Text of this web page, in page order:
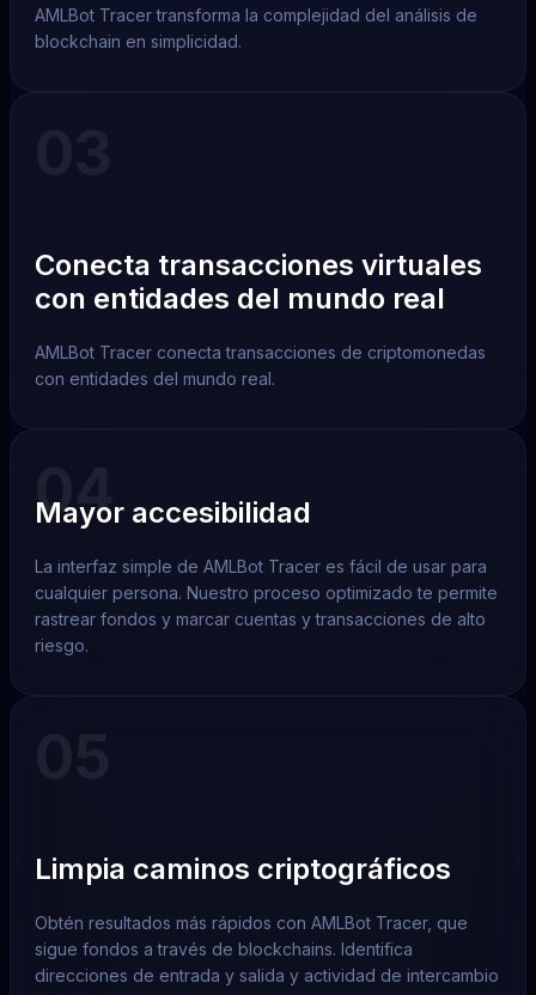
AMLBot Tracer transforma la complejidad del análisis de
blockchain en simplicidad.
Conecta transacciones virtuales
con entidades del mundo real
AMLBot Tracer conecta transacciones de criptomonedas
con entidades del mundo real.
04
Mayor accesibilidad
La interfaz simple de AMLBot Tracer es fácil de usar para
cualquier persona. Nuestro proceso optimizado te permite
rastrear fondos y marcar cuentas y transacciones de alto
riesgo.
Limpia caminos criptográficos
Obtén resultados más rápidos con AMLBot Tracer, que
sigue fondos a través de blockchains. Identifica
direcciones de entrada y salida y actividad de intercambio